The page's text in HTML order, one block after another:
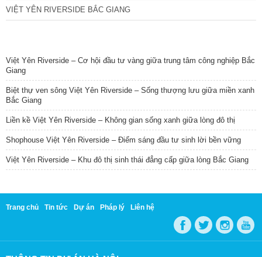
VIỆT YÊN RIVERSIDE BẮC GIANG
Việt Yên Riverside – Cơ hội đầu tư vàng giữa trung tâm công nghiệp Bắc
Giang
Biệt thự ven sông Việt Yên Riverside – Sống thượng lưu giữa miền xanh
Bắc Giang
Liền kề Việt Yên Riverside – Không gian sống xanh giữa lòng đô thị
Shophouse Việt Yên Riverside – Điểm sáng đầu tư sinh lời bền vững
Việt Yên Riverside – Khu đô thị sinh thái đẳng cấp giữa lòng Bắc Giang
Trang chủ Tin tức Dự án Pháp lý Liên hệ